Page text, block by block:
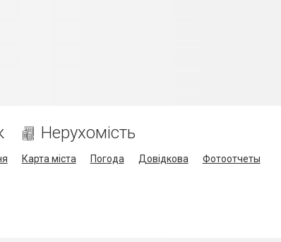
Нерухомість
Карта міста Погода Довідкова
Фотоотчеты